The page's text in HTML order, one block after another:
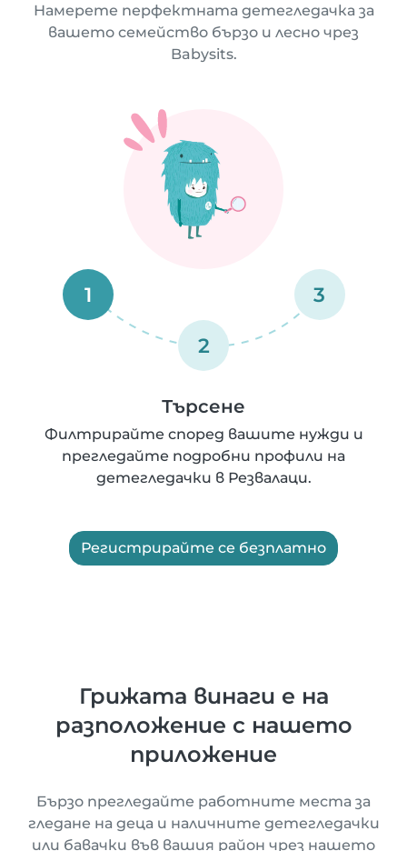
Намерете перфектната детегледачка за
вашето семейство бързо и лесно чрез
Babysits.
1
2
3
Търсене
Филтрирайте според вашите нужди и
прегледайте подробни профили на
детегледачки в Резвалаци.
Регистрирайте се безплатно
Грижата винаги е на
разположение с нашето
приложение
Бързо прегледайте работните места за
гледане на деца и наличните детегледачки
или бавачки във вашия район чрез нашето